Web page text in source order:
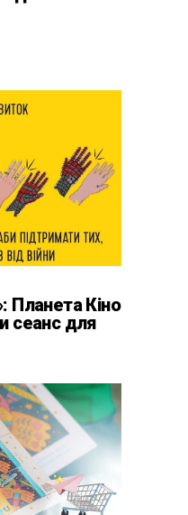
Планета Кіно
сеанс для